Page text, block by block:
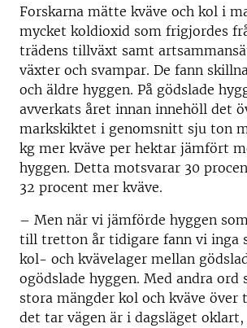
Forskarna mätte kväve och kol i
mycket koldioxid som frigjordes
trädens tillväxt samt
växter och svampar. De fann
och äldre hyggen. På gödslade
avverkats året innan innehöll det
markskiktet i genomsnitt sju ton
kg mer kväve per hektar jämfört
hyggen. Detta motsvarar 30
32 procent mer kväve.
– Men när vi jämförde hyggen
till tretton år tidigare fann vi inga
kol- och kvävelager mellan
ogödslade hyggen. Med andra ord
stora mängder kol och kväve över
det tar vägen är i dagsläget oklart,